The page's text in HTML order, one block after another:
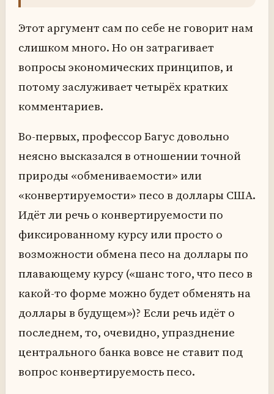
Этот аргумент сам по себе не говорит нам
слишком много. Но он затрагивает
вопросы экономических принципов, и
потому заслуживает четырёх кратких
комментариев.
Во-первых, профессор Багус довольно
неясно высказался в отношении точной
природы «обмениваемости» или
«конвертируемости» песо в доллары США.
Идёт ли речь о конвертируемости по
фиксированному курсу или просто о
возможности обмена песо на доллары по
плавающему курсу («шанс того, что песо в
какой-то форме можно будет обменять на
доллары в будущем»)? Если речь идёт о
последнем, то, очевидно, упразднение
центрального банка вовсе не ставит под
вопрос конвертируемость песо.